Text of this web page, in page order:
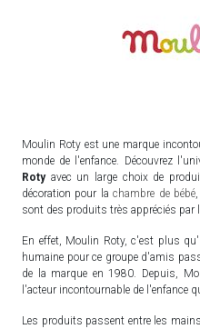
Moulin Roty est une marque
monde de l'enfance. Découvrez
Rotyavec un large choix de
décoration pour lachambre de bébé
sont des produits très appréciés par
En effet, Moulin Roty, c'est plus
humaine pour ce groupe d'amis
de la marque en 1980. Depuis,
l'acteur incontournable de l'enfance
Les produits passent entre les